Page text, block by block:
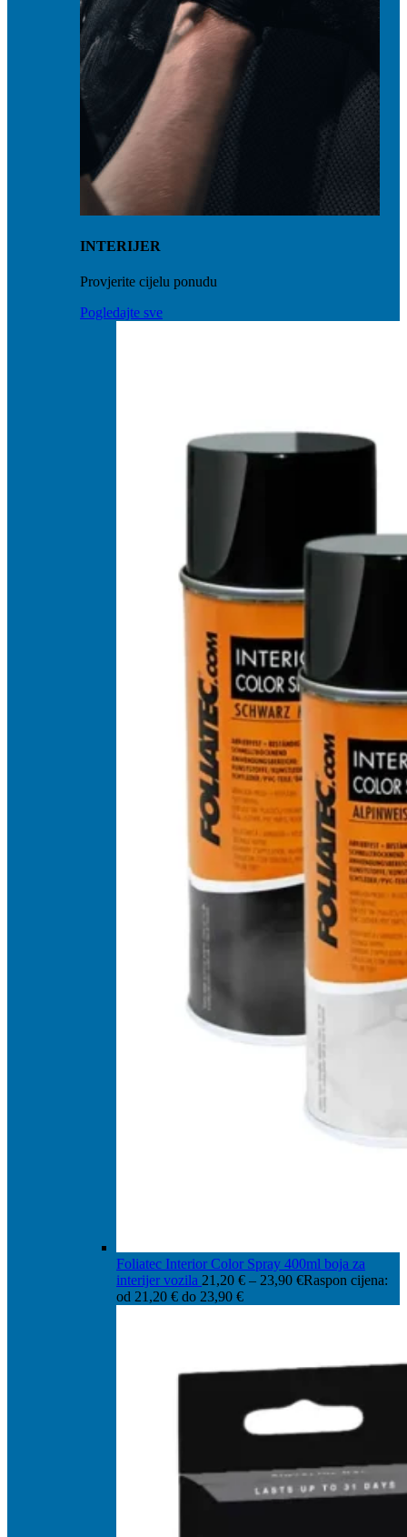
INTERIJER
Provjerite cijelu ponudu
Pogledajte sve
Foliatec Interior Color Spray 400ml boja za
interijer vozila 21,20 € – 23,90 €Raspon cijena:
od 21,20 € do 23,90 €